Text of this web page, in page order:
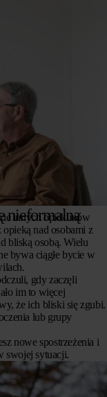
nieformalną
innych opiekunów
nad osobami z
bliską osobą. Wielu
bywa ciągłe bycie w
gdy zaczęli
im to więcej
że ich bliski się zgubi.
lub grupy
nowe spostrzeżenia i
swojej sytuacji.